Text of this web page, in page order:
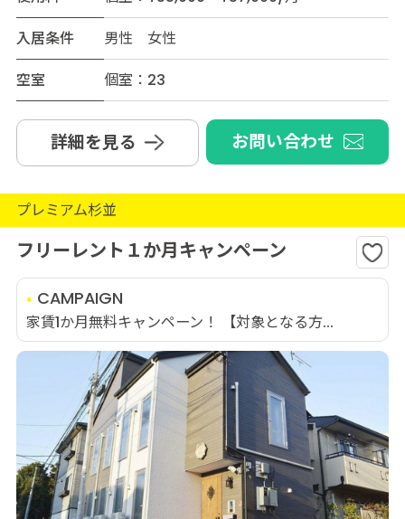
入居条件
男性 女性
空室
個室：23
詳細を見る お問い合わせ
プレミアム杉並
フリーレント１か月キャンペーン
CAMPAIGN
家賃1か月無料キャンペーン！ 【対象となる方...